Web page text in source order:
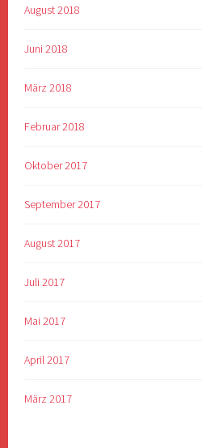
August 2018
Juni 2018
März 2018
Februar 2018
Oktober 2017
September 2017
August 2017
Juli 2017
Mai 2017
April 2017
März 2017